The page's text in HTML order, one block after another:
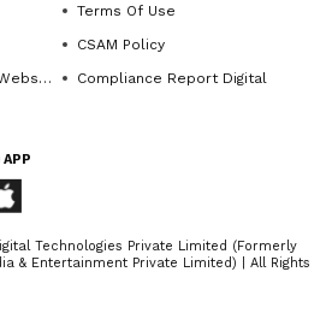
ರೈ ವಿವಾಹ
₹1 ಲಕ್ಷದ ಅಪಘಾತ
Terms Of Use
CSAM Policy
Compliance Report Digital
APP
Technologies Private Limited (Formerly
& Entertainment Private Limited) | All Rights